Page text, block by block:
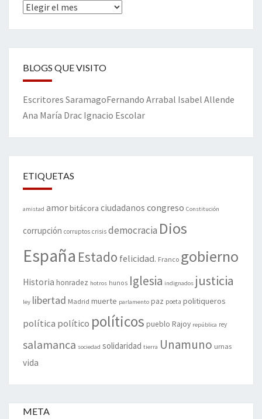
Archivos
BLOGS QUE VISITO
Escritores SaramagoFernando Arrabal Isabel Allende
Ana María Drac Ignacio Escolar
ETIQUETAS
amistad amorbitácora ciudadanos congreso Constitución
corrupción corruptos crisis democracia Dios
España Estado felicidad. Franco gobierno
Historia honradez hotros hunos Iglesia indignados justicia
ley libertad Madrid muerte parlamento paz poeta politiqueros
política político políticos pueblo Rajoy república rey
salamanca sociedad solidaridad tierra Unamuno urnas
vida
META